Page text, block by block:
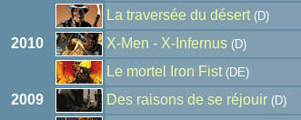
La traversée du désert(D)
2010
X-Men - X-Infernus (D)
Le mortel Iron Fist(DE)
2009
Des raisons de se réjouir (D)